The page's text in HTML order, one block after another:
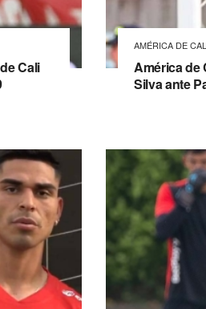
Cali
AMÉRICA DE
América de
Silva ante